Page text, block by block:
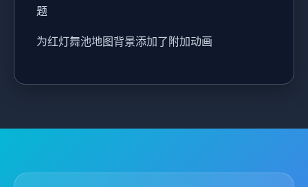
题
为红灯舞池地图背景添加了附加动画